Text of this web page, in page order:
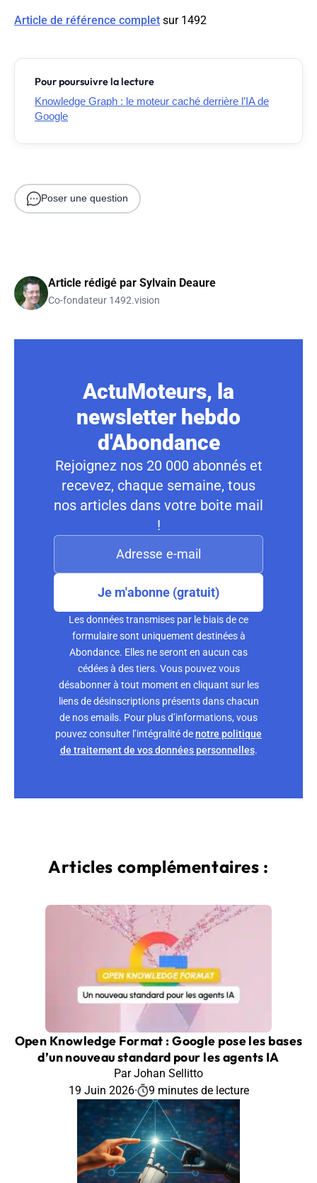
Article de référence complet sur 1492
Pour poursuivre la lecture
Knowledge Graph : le moteur caché derrière l’IA de
Google
Poser une question
Article rédigé par Sylvain Deaure
Co-fondateur 1492.vision
ActuMoteurs, la
newsletter hebdo
d'Abondance
Rejoignez nos 20 000 abonnés et
recevez, chaque semaine, tous
nos articles dans votre boite mail
!
Je m'abonne (gratuit)
Les données transmises par le biais de ce
formulaire sont uniquement destinées à
Abondance. Elles ne seront en aucun cas
cédées à des tiers. Vous pouvez vous
désabonner à tout moment en cliquant sur les
liens de désinscriptions présents dans chacun
de nos emails. Pour plus d’informations, vous
pouvez consulter l’intégralité denotre politique
de traitement de vos données personnelles.
Articles complémentaires :
Open Knowledge Format : Google pose les bases
d’un nouveau standard pour les agents IA
Par Johan Sellitto
19 Juin 2026· 9 minutes de lecture